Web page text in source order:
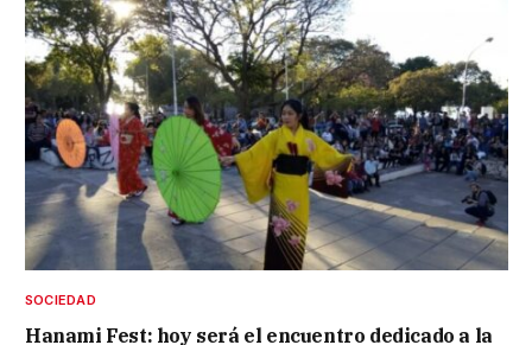
SOCIEDAD
Hanami Fest: hoy será el encuentro dedicado a la